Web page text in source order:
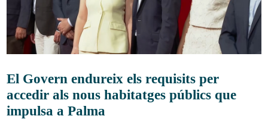
El Govern endureix els requisits per
accedir als nous habitatges públics que
impulsa a Palma